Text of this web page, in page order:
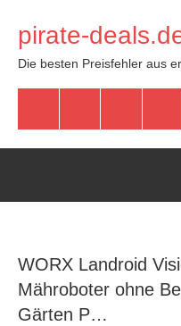
Inhalt
springen
pirate-
Die besten Preisfehler aus
WORX Landroid
Mähroboter ohne
Gärten P…